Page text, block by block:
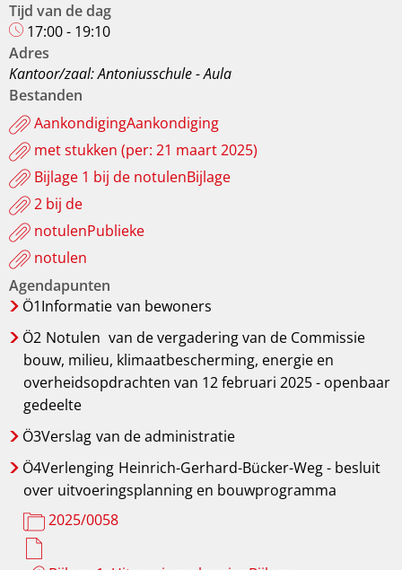
Tijd van de dag
17:00 - 19:10
Adres
Kantoor/zaal: Antoniusschule - Aula
Bestanden
AankondigingAankondiging
met stukken (per: 21 maart 2025)
Bijlage 1 bij de notulenBijlage
2 bij de
notulenPublieke
notulen
Agendapunten
Ö1Informatie van bewoners
Ö2 Notulen van de vergadering van de Commissie
bouw, milieu, klimaatbescherming, energie en
overheidsopdrachten van 12 februari 2025 - openbaar
gedeelte
Ö3Verslag van de administratie
Ö4Verlenging Heinrich-Gerhard-Bücker-Weg - besluit
over uitvoeringsplanning en bouwprogramma
2025/0058